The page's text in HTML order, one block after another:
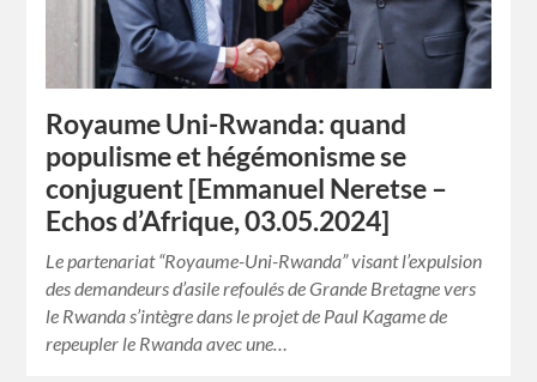
Royaume Uni-Rwanda: quand
populisme et hégémonisme se
conjuguent [Emmanuel Neretse –
Echos d’Afrique, 03.05.2024]
Le partenariat “Royaume-Uni-Rwanda” visant l’expulsion
des demandeurs d’asile refoulés de Grande Bretagne vers
le Rwanda s’intègre dans le projet de Paul Kagame de
repeupler le Rwanda avec une…